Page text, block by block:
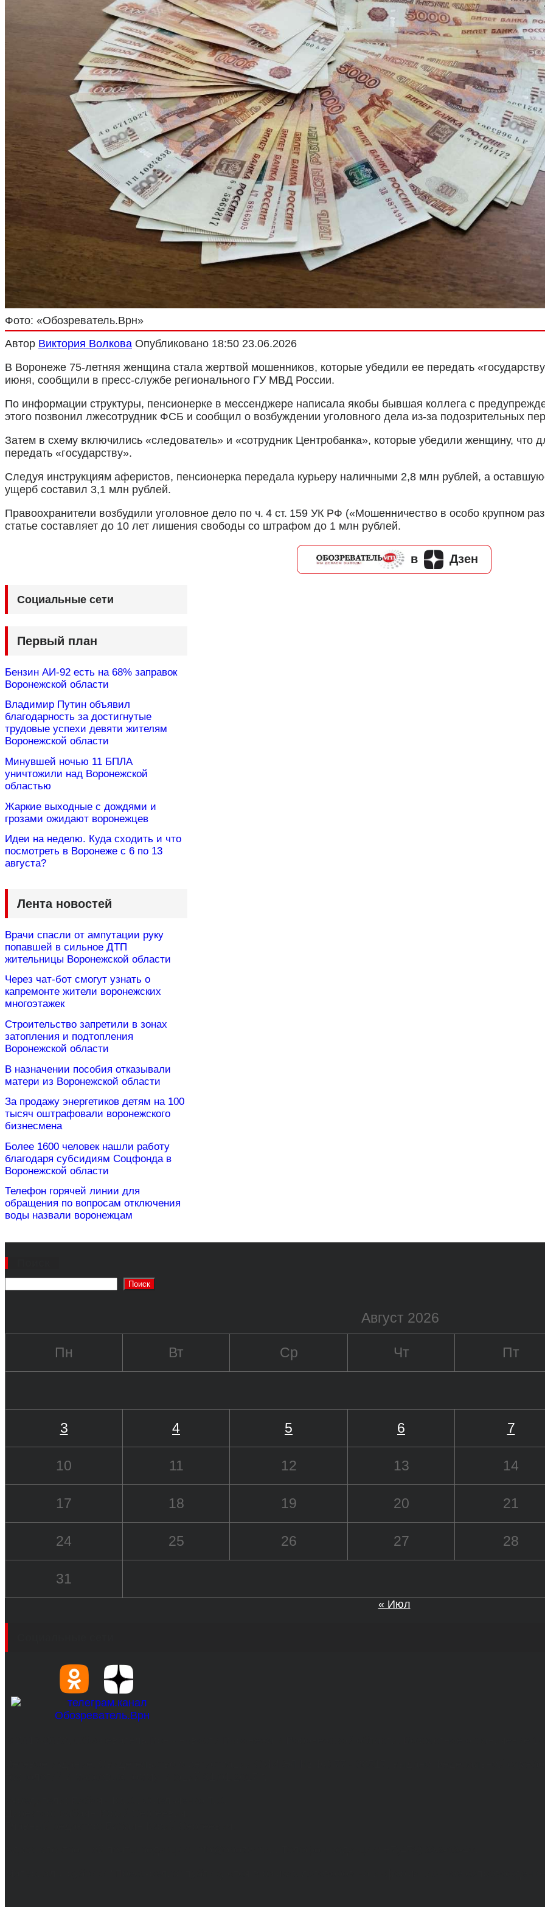
Фото: «Обозреватель.Врн»
Автор Виктория Волкова Опубликовано 18:50 23.06.2026
В Воронеже 75-летняя женщина стала жертвой мошенников, которые убедили ее передать
июня, сообщили в пресс-службе регионального ГУ МВД России.
По информации структуры, пенсионерке в мессенджере написала якобы бывшая коллега с
этого позвонил лжесотрудник ФСБ и сообщил о возбуждении уголовного дела из-за подозрительных
Затем в схему включились «следователь» и «сотрудник Центробанка», которые убедили женщину, что
передать «государству».
Следуя инструкциям аферистов, пенсионерка передала курьеру наличными 2,8 млн рублей, а
ущерб составил 3,1 млн рублей.
Правоохранители возбудили уголовное дело по ч. 4 ст. 159 УК РФ («Мошенничество в особо крупном
статье составляет до 10 лет лишения свободы со штрафом до 1 млн рублей.
в Дзен
Социальные сети
Первый план
Бензин АИ-92 есть на 68% заправок
Воронежской области
Владимир Путин объявил
благодарность за достигнутые
трудовые успехи девяти жителям
Воронежской области
Минувшей ночью 11 БПЛА
уничтожили над Воронежской
областью
Жаркие выходные с дождями и
грозами ожидают воронежцев
Идеи на неделю. Куда сходить и что
посмотреть в Воронеже с 6 по 13
августа?
Лента новостей
Врачи спасли от ампутации руку
попавшей в сильное ДТП
жительницы Воронежской области
Через чат-бот смогут узнать о
капремонте жители воронежских
многоэтажек
Строительство запретили в зонах
затопления и подтопления
Воронежской области
В назначении пособия отказывали
матери из Воронежской области
За продажу энергетиков детям на 100
тысяч оштрафовали воронежского
бизнесмена
Более 1600 человек нашли работу
благодаря субсидиям Соцфонда в
Воронежской области
Телефон горячей линии для
обращения по вопросам отключения
воды назвали воронежцам
Поиск
Август 2026
Пн Вт Ср Чт Пт
3 4 5 6 7
10 11 12 13 14
17 18 19 20 21
24 25 26 27 28
31
« Июл